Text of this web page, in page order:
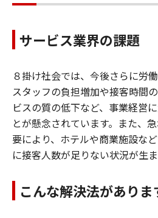
サービス業界の課題
８掛け社会では、今後さらに労
スタッフの負担増加や接客時間
ビスの質の低下など、事業経営
とが懸念されています。また、
要により、ホテルや商業施設な
に接客人数が足りない状況が生ま
こんな解決法がありま